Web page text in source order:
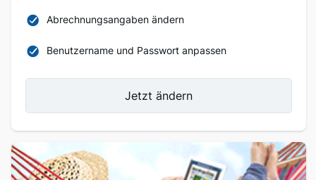
Abrechnungsangaben ändern
Benutzername und Passwort anpassen
Jetzt ändern